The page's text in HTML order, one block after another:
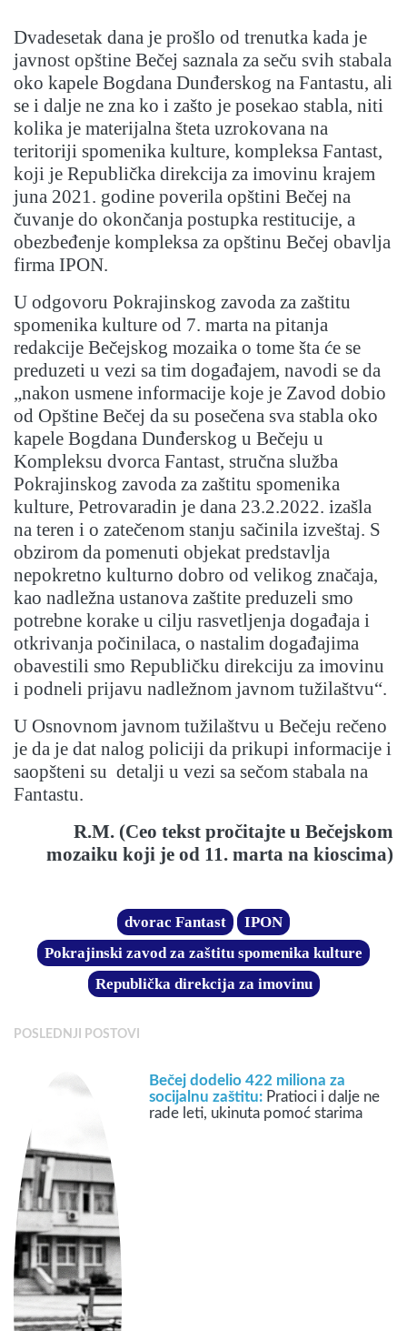
Dvadesetak dana je prošlo od trenutka kada je
javnost opštine Bečej saznala za seču svih stabala
oko kapele Bogdana Dunđerskog na Fantastu, ali
se i dalje ne zna ko i zašto je posekao stabla, niti
kolika je materijalna šteta uzrokovana na
teritoriji spomenika kulture, kompleksa Fantast,
koji je Republička direkcija za imovinu krajem
juna 2021. godine poverila opštini Bečej na
čuvanje do okončanja postupka restitucije, a
obezbeđenje kompleksa za opštinu Bečej obavlja
firma IPON.
U odgovoru Pokrajinskog zavoda za zaštitu
spomenika kulture od 7. marta na pitanja
redakcije Bečejskog mozaika o tome šta će se
preduzeti u vezi sa tim događajem, navodi se da
„nakon usmene informacije koje je Zavod dobio
od Opštine Bečej da su posečena sva stabla oko
kapele Bogdana Dunđerskog u Bečeju u
Kompleksu dvorca Fantast, stručna služba
Pokrajinskog zavoda za zaštitu spomenika
kulture, Petrovaradin je dana 23.2.2022. izašla
na teren i o zatečenom stanju sačinila izveštaj. S
obzirom da pomenuti objekat predstavlja
nepokretno kulturno dobro od velikog značaja,
kao nadležna ustanova zaštite preduzeli smo
potrebne korake u cilju rasvetljenja događaja i
otkrivanja počinilaca, o nastalim događajima
obavestili smo Republičku direkciju za imovinu
i podneli prijavu nadležnom javnom tužilaštvu“.
U Osnovnom javnom tužilaštvu u Bečeju rečeno
je da je dat nalog policiji da prikupi informacije i
saopšteni su detalji u vezi sa sečom stabala na
Fantastu.
R.M. (Ceo tekst pročitajte u Bečejskom
mozaiku koji je od 11. marta na kioscima)
dvorac Fantast
IPON
Pokrajinski zavod za zaštitu spomenika kulture
Republička direkcija za imovinu
POSLEDNJI POSTOVI
Bečej dodelio 422 miliona za
socijalnu zaštitu: Pratioci i dalje ne
rade leti, ukinuta pomoć starima